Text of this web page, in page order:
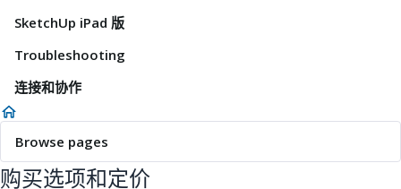
SketchUp iPad 版
Troubleshooting
连接和协作
Browse pages
购买选项和定价